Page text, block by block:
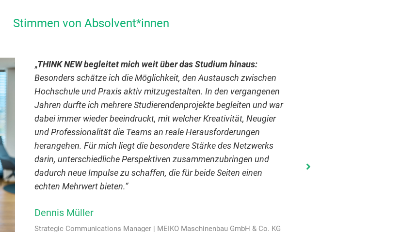
Stimmen von Absolvent*innen
„THINK NEW begleitet mich weit über das Studium hinaus:
Besonders schätze ich die Möglichkeit, den Austausch zwischen
Hochschule und Praxis aktiv mitzugestalten. In den vergangenen
Jahren durfte ich mehrere Studierendenprojekte begleiten und war
dabei immer wieder beeindruckt, mit welcher Kreativität, Neugier
und Professionalität die Teams an reale Herausforderungen
herangehen. Für mich liegt die besondere Stärke des Netzwerks
darin, unterschiedliche Perspektiven zusammenzubringen und
dadurch neue Impulse zu schaffen, die für beide Seiten einen
echten Mehrwert bieten.“
Dennis Müller
Strategic Communications Manager | MEIKO Maschinenbau GmbH & Co. KG